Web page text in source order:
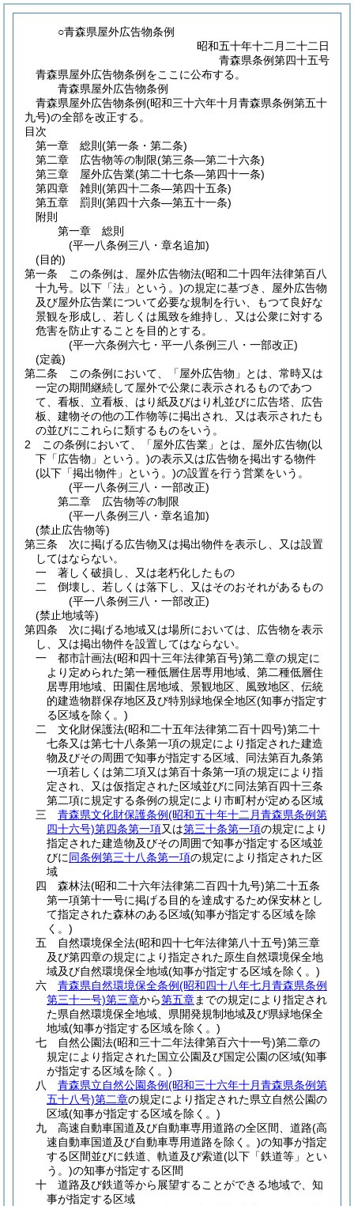
○青森県屋外広告物条例
昭和五十年十二月二十二日
青森県条例第四十五号
青森県屋外広告物条例をここに公布する。
青森県屋外広告物条例
青森県屋外広告物条例(昭和三十六年十月青森県条例第五十
九号)の全部を改正する。
目次
第一章
総則 (第一条・第二条)
第二章
広告物等の制限(第三条―第二十六条)
第三章
屋外広告業(第二十七条―第四十一条)
第四章
雑則 (第四十二条―第四十五条)
第五章
罰則 (第四十六条―第五十一条)
附則
第一章
総則
(平一八条例三八・章名追加)
(目的)
第一条
この条例は、屋外広告物法(昭和二十四年法律第百八
十九号。以下「法」という。)の規定に基づき、屋外広告物
及び屋外広告業について必要な規制を行い、もつて良好な
景観を形成し、若しくは風致を維持し、又は公衆に対する
危害を防止することを目的とする。
(平一六条例六七・平一八条例三八・一部改正)
(定義)
第二条
この条例において、「屋外広告物」とは、常時又は
一定の期間継続して屋外で公衆に表示されるものであつ
て、看板、立看板、はり紙及びはり札並びに広告塔、広告
板、建物その他の工作物等に掲出され、又は表示されたも
の並びにこれらに類するものをいう。
2
この条例において、「屋外広告業」とは、屋外広告物(以
下「広告物」という。)の表示又は広告物を掲出する物件
(以下「掲出物件」という。)の設置を行う営業をいう。
(平一八条例三八・一部改正)
第二章
広告物等の制限
(平一八条例三八・章名追加)
(禁止広告物等)
第三条
次に掲げる広告物又は掲出物件を表示し、又は設置
してはならない。
一
著しく破損し、又は老朽化したもの
二
倒壊し、若しくは落下し、又はそのおそれがあるもの
(平一八条例三八・一部改正)
(禁止地域等)
第四条
次に掲げる地域又は場所においては、広告物を表示
し、又は掲出物件を設置してはならない。
一
都市計画法(昭和四十三年法律第百号)第二章の規定に
より定められた第一種低層住居専用地域、第二種低層住
居専用地域、田園住居地域、景観地区、風致地区、伝統
的建造物群保存地区及び特別緑地保全地区(知事が指定す
る区域を除く。)
二
文化財保護法(昭和二十五年法律第二百十四号)第二十
七条又は第七十八条第一項の規定により指定された建造
物及びその周囲で知事が指定する区域、同法第百九条第
一項若しくは第二項又は第百十条第一項の規定により指
定され、又は仮指定された区域並びに同法第百四十三条
第二項に規定する条例の規定により市町村が定める区域
三
青森県文化財保護条例(昭和五十年十二月青森県条例第
四十六号)第四条第一項又は第三十条第一項の規定により
指定された建造物及びその周囲で知事が指定する区域並
びに同条例第三十八条第一項の規定により指定された区
域
四
森林法(昭和二十六年法律第二百四十九号)第二十五条
第一項第十一号に掲げる目的を達成するため保安林とし
て指定された森林のある区域(知事が指定する区域を除
く。)
五
自然環境保全法(昭和四十七年法律第八十五号)第三章
及び第四章の規定により指定された原生自然環境保全地
域及び自然環境保全地域(知事が指定する区域を除く。)
六
青森県自然環境保全条例(昭和四十八年七月青森県条例
第三十一号)第三章から第五章までの規定により指定され
た県自然環境保全地域、県開発規制地域及び県緑地保全
地域(知事が指定する区域を除く。)
七
自然公園法(昭和三十二年法律第百六十一号)第二章の
規定により指定された国立公園及び国定公園の区域(知事
が指定する区域を除く。)
八
青森県立自然公園条例(昭和三十六年十月青森県条例第
五十八号)第二章の規定により指定された県立自然公園の
区域(知事が指定する区域を除く。)
九
高速自動車国道及び自動車専用道路の全区間、道路(高
速自動車国道及び自動車専用道路を除く。)の知事が指定
する区間並びに鉄道、軌道及び索道(以下「鉄道等」とい
う。)の知事が指定する区間
十
道路及び鉄道等から展望することができる地域で、知
事が指定する区域